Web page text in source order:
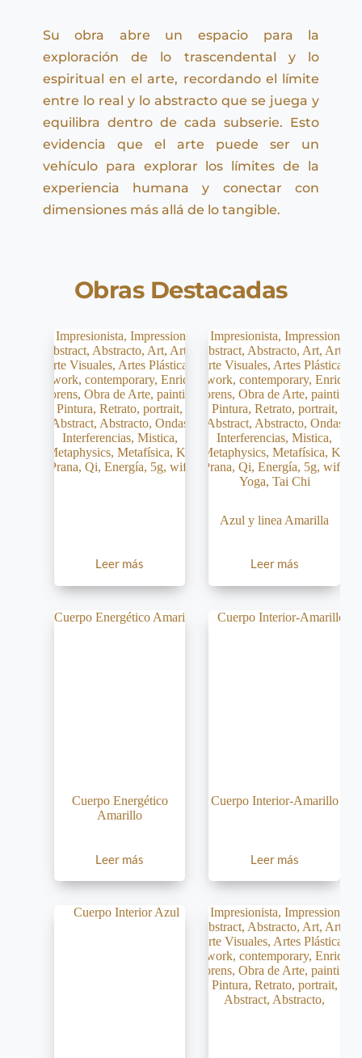
Su obra abre un espacio para la
exploración de lo trascendental y lo
espiritual en el arte, recordando el límite
entre lo real y lo abstracto que se juega y
equilibra dentro de cada subserie. Esto
evidencia que el arte puede ser un
vehículo para explorar los límites de la
experiencia humana y conectar con
dimensiones más allá de lo tangible.
Obras Destacadas
Leer más
Azul y linea Amarilla
Leer más
Cuerpo Energético
Amarillo
Leer más
Cuerpo Interior-Amarillo
Leer más